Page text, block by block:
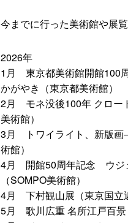
今までに行った美術館や展
2026年
1月 東京都美術館開館100
かがやき（東京都美術館）
2月 モネ没後100年 クロー
美術館）
3月 トワイライト、新版画
術館）
4月 開館50周年記念 ウジ
（SOMPO美術館）
4月 下村観山展（東京国立
5月 歌川広重 名所江戸百景